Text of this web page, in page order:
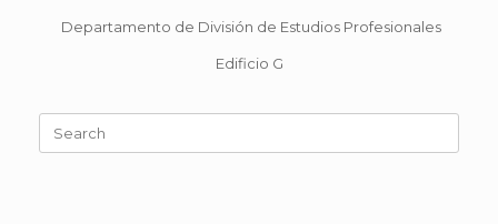
Departamento de División de Estudios Profesionales
Edificio G
for: